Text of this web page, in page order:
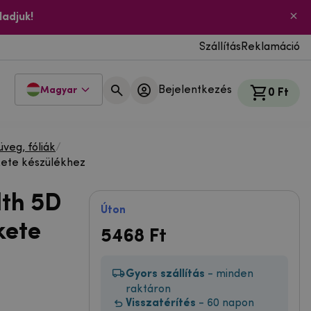
Szállítás Reklamáció
Magyar Bejelentkezés 0 Ft
fóliák/
készülékhez
5D
Úton
5468 Ft
Gyors szállítás - minden
raktáron
Visszatérítés - 60 napon